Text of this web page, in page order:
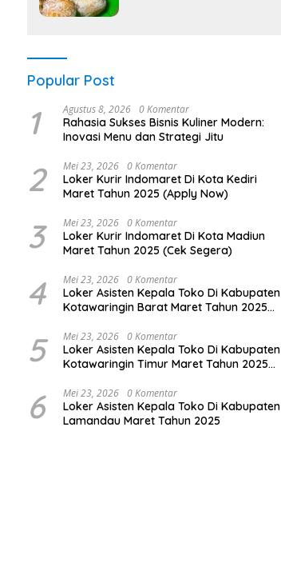
Popular Post
1 Agustus 8, 2026 0 Komentar
Rahasia Sukses Bisnis Kuliner Modern:
Inovasi Menu dan Strategi Jitu
2 Mei 23, 2026 0 Komentar
Loker Kurir Indomaret Di Kota Kediri
Maret Tahun 2025 (Apply Now)
3 Mei 23, 2026 0 Komentar
Loker Kurir Indomaret Di Kota Madiun
Maret Tahun 2025 (Cek Segera)
4 Mei 23, 2026 0 Komentar
Loker Asisten Kepala Toko Di Kabupaten
Kotawaringin Barat Maret Tahun 2025
5 Mei 23, 2026 0 Komentar
Loker Asisten Kepala Toko Di Kabupaten
Kotawaringin Timur Maret Tahun 2025
6 Mei 23, 2026 0 Komentar
Loker Asisten Kepala Toko Di Kabupaten
Lamandau Maret Tahun 2025